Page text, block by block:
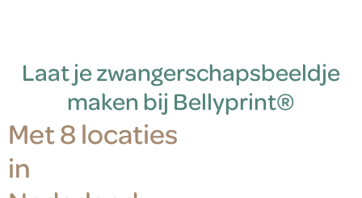
Laat je zwangerschapsbeeldje
maken bij Bellyprint®
Met 8 locaties
in